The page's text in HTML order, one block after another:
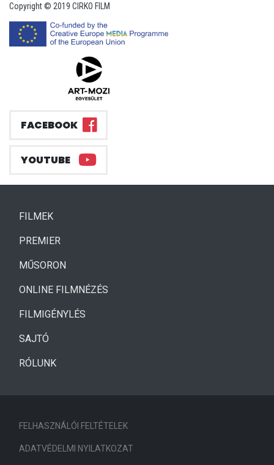
Copyright © 2019 CIRKO FILM
FACEBOOK
YOUTUBE
FILMEK(CURRENT)
PREMIER
MŰSORON
ONLINE FILMNÉZÉS
FILMIGÉNYLÉS
SAJTÓ
RÓLUNK
FELHASZNÁLÓI FELTÉTELEK
ADATVÉDELMI NYILATKOZAT